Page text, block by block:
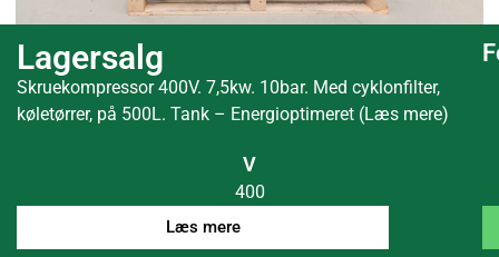
Lagersalg
Skruekompressor 400V. 7,5kw. 10bar. Med cyklonfilter,
køletørrer, på 500L. Tank – Energioptimeret (Læs mere)
V
400
Læs mere